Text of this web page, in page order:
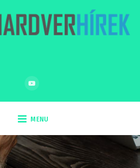
MENU